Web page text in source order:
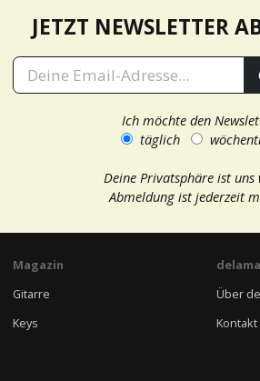
JETZT NEWSLETTER
Ich möchte den
täglich
Deine Privatsphäre ist uns
Abmeldung ist jederzeit
Magazin
Gitarre
Keys
Über
Kontakt